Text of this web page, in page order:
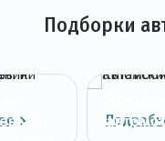
Подборки
и